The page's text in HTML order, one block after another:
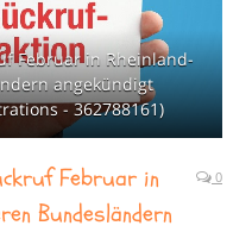
Februar in Rheinland-
angekündigt
- 362788161)
Februar in
Bundesländern
0